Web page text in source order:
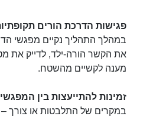
פגישות הדרכת הורים
במהלך התהליך נקיים מפגשי
את הקשר הורה-ילד, לדייק את
מענה לקשיים מהשטח.
זמינות להתייעצות בין
במקרים של התלבטות או צורך –